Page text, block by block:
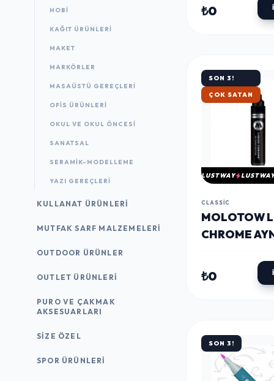
HOBİ
KAĞIT ÜRÜNLERI
MAKET
MARKÖRLER
MASAÜSTÜ GEREÇLERI
OFIS ÜRÜNLERI
OKUL VE OKUL ÖNCESİ
SANATSAL
SERAMİK-MODELLEME
YAZI GEREÇLERI
KULLANAT ÜRÜNLERI
MUTFAK SARF MALZEMELERI
OUTDOOR ÜRÜNLER
OUTLET ÜRÜNLERI
PURO VE ÇAKMAK
AKSESUARLARI
SIZE ÖZEL
SPOR ÜRÜNLERI
₺0
SON 3!
HIZLI KARGO
LUSTWAY
CLASSIC
MOLOTOW
CHROME
MARKER
₺0
SON 3!